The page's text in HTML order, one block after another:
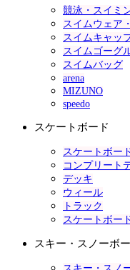
競泳・スイミ
スイムウェア
スイムキャッ
スイムゴーグ
スイムバッグ
arena
MIZUNO
speedo
スケートボード
スケートボー
コンプリート
デッキ
ウィール
トラック
スケートボー
スキー・スノーボ